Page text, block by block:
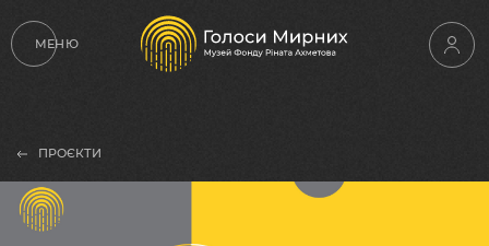
МЕНЮ
ПРОЄКТИ